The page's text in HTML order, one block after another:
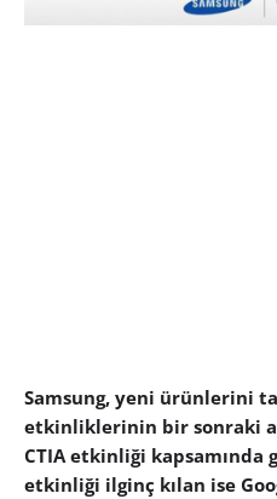
Samsung, yeni ürünlerini
etkinliklerinin bir sonraki
CTIA etkinliği kapsamında
etkinliği ilginç kılan ise